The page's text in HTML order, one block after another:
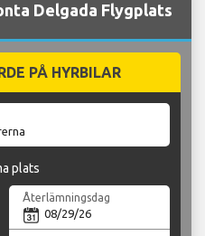
Delgada Flygplats
PÅ HYRBILAR
plats
Återlämningsdag